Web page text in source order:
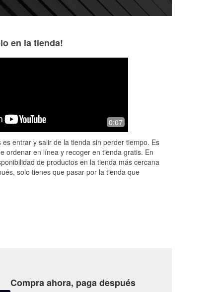
en la tienda!
0:07
entrar y salir de la tienda sin perder tiempo. Es
ordenar en línea y recoger en tienda gratis. En
de productos en la tienda más cercana
solo tienes que pasar por la tienda que
Compra ahora, paga después